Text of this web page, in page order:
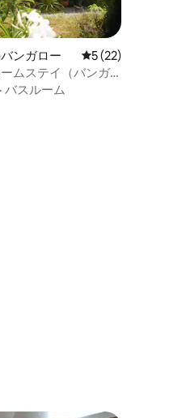
平均評価
ンガロー レビュー22件、5
5 (22)
ムステイ（バンガ
· バスルーム